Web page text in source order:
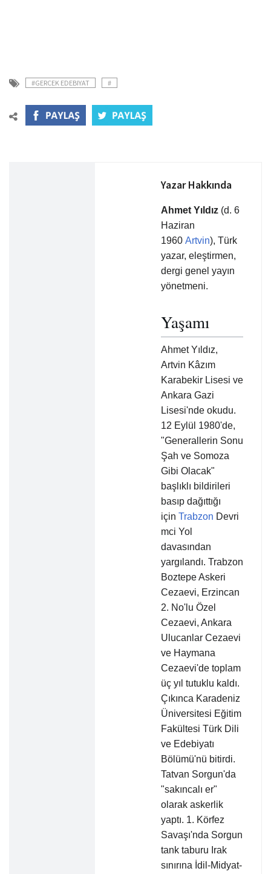
#GERCEK EDEBIYAT #
Yazar Hakkında
Ahmet Yıldız (d. 6
Haziran
1960 Artvin), Türk
yazar, eleştirmen,
dergi genel yayın
yönetmeni.
Yaşamı
Ahmet Yıldız,
Artvin Kâzım
Karabekir Lisesi ve
Ankara Gazi
Lisesi'nde okudu.
12 Eylül 1980'de,
"Generallerin Sonu
Şah ve Somoza
Gibi Olacak"
başlıklı bildirileri
basıp dağıttığı
için Trabzon Devri
mci Yol
davasından
yargılandı. Trabzon
Boztepe Askeri
Cezaevi, Erzincan
2. No'lu Özel
Cezaevi, Ankara
Ulucanlar Cezaevi
ve Haymana
Cezaevi'de toplam
üç yıl tutuklu kaldı.
Çıkınca Karadeniz
Üniversitesi Eğitim
Fakültesi Türk Dili
ve Edebiyatı
Bölümü'nü bitirdi.
Tatvan Sorgun'da
"sakıncalı er"
olarak askerlik
yaptı. 1. Körfez
Savaşı'nda Sorgun
tank taburu Irak
sınırına İdil-Midyat-